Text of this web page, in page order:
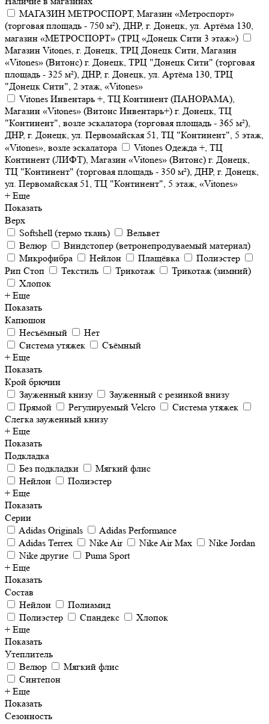
МАГАЗИН МЕТРОСПОРТ, Магазин «Метроспорт»
(торговая площадь - 750 м²), ДНР, г. Донецк, ул. Артёма 130,
магазин «МЕТРОСПОРТ» (ТРЦ «Донецк Сити 3 этаж»)
Магазин Vitones, г. Донецк, ТРЦ Донецк Сити, Магазин
«Vitones» (Витонс) г. Донецк, ТРЦ "Донецк Сити" (торговая
площадь - 325 м²), ДНР, г. Донецк, ул. Артёма 130, ТРЦ
"Донецк Сити", 2 этаж, «Vitones»
Vitones Инвентарь +, ТЦ Континент (ПАНОРАМА),
Магазин «Vitones» (Витонс Инвентарь+) г. Донецк, ТЦ
"Континент", возле эскалатора (торговая площадь - 365 м²),
ДНР, г. Донецк, ул. Первомайская 51, ТЦ "Континент", 5 этаж,
«Vitones», возле эскалатора
Vitones Одежда +, ТЦ
Континент (ЛИФТ), Магазин «Vitones» (Витонс) г. Донецк,
ТЦ "Континент" (торговая площадь - 350 м²), ДНР, г. Донецк,
ул. Первомайская 51, ТЦ "Континент", 5 этаж, «Vitones»
+ Еще
Показать
Верх
Softshell (термо ткань)
Вельвет
Велюр
Виндстопер (ветронепродуваемый материал)
Микрофибра
Нейлон Плащёвка
Полиэстер
Рип Стоп
Текстиль Трикотаж
Трикотаж (зимний)
Хлопок
+ Еще
Показать
Капюшон
Несъёмный
Нет
Система утяжек
Съёмный
+ Еще
Показать
Крой брючин
Зауженный книзу
Зауженный с резинкой внизу
Прямой
Регулируемый Velcro
Система утяжек
Слегка зауженный книзу
+ Еще
Показать
Подкладка
Без подкладки
Мягкий флис
Нейлон
Полиэстер
+ Еще
Показать
Серии
Adidas Originals
Adidas Performance
Adidas Terrex
Nike Air Nike Air Max
Nike Jordan
Nike другие
Puma Sport
+ Еще
Показать
Состав
Нейлон
Полиамид
Полиэстер
Спандекс
Хлопок
+ Еще
Показать
Утеплитель
Велюр
Мягкий флис
Синтепон
+ Еще
Показать
Сезонность